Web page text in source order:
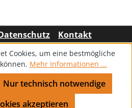
Kontakt
Cookies, um eine bestmögliche
Mehr Informationen ...
Nur technisch notwendige
akzeptieren